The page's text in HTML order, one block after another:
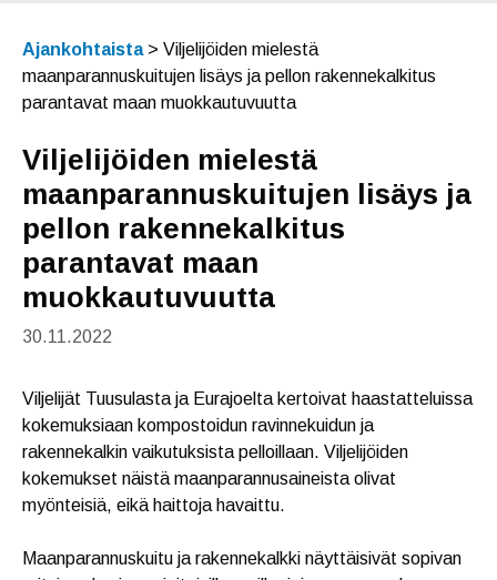
Ajankohtaista> Viljelijöiden mielestä
maanparannuskuitujen lisäys ja pellon rakennekalkitus
parantavat maan muokkautuvuutta
Viljelijöiden mielestä
maanparannuskuitujen lisäys ja
pellon rakennekalkitus
parantavat maan
muokkautuvuutta
30.11.2022
Viljelijät Tuusulasta ja Eurajoelta kertoivat haastatteluissa
kokemuksiaan kompostoidun ravinnekuidun ja
rakennekalkin vaikutuksista pelloillaan. Viljelijöiden
kokemukset näistä maanparannusaineista olivat
myönteisiä, eikä haittoja havaittu.
Maanparannuskuitu ja rakennekalkki näyttäisivät sopivan